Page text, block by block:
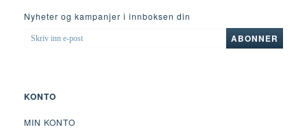
Nyheter og kampanjer i innboksen din
SKRIV
INN
ABONNER
KONTO
MIN KONTO